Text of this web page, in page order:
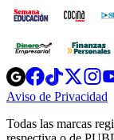
Opens
in
new
Opens
in
new
in
new
Aviso de Privacidad
Todas las marcas